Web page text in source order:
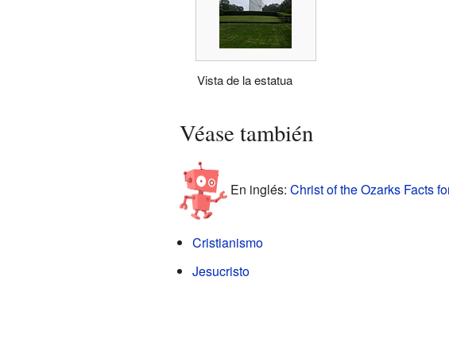
Vista de la estatua
Véase también
En inglés: Christ of the Ozarks Facts
Cristianismo
Jesucristo